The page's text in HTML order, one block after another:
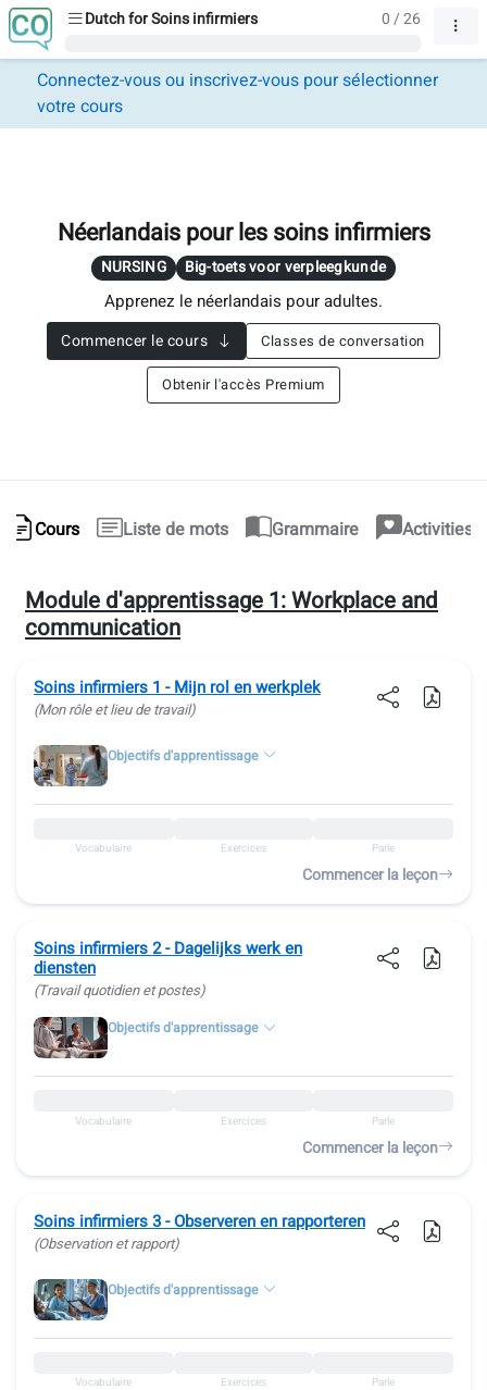
Dutch for Soins infirmiers 0 / 26
Connectez-vous ou inscrivez-vous pour sélectionner
votre cours
Néerlandais pour les soins infirmiers
NURSING Big-toets voor verpleegkunde
Apprenez le néerlandais pour adultes.
Commencer le cours Classes de conversation
Obtenir l'accès Premium
Cours Liste de mots Grammaire Activities
Module d'apprentissage 1:Workplace and
communication
Soins infirmiers 1 - Mijn rol en werkplek
(Mon rôle et lieu de travail)
Objectifs d'apprentissage
Vocabulaire Exercices Parle
Commencer la leçon
Soins infirmiers 2 - Dagelijks werk en
diensten
(Travail quotidien et postes)
Objectifs d'apprentissage
Vocabulaire Exercices Parle
Commencer la leçon
Soins infirmiers 3 - Observeren en rapporteren
(Observation et rapport)
Objectifs d'apprentissage
Vocabulaire Exercices Parle